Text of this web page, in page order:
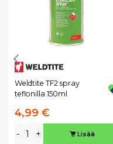
Weldtite TF2 spray
teflonilla 150ml
4,99 €
- + Lisää